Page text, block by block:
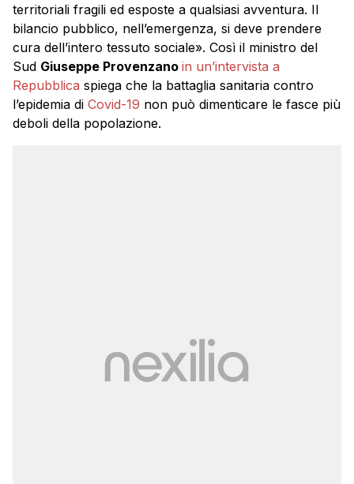
territoriali fragili ed esposte a qualsiasi avventura. Il
bilancio pubblico, nell’emergenza, si deve prendere
cura dell’intero tessuto sociale». Così il ministro del
Sud Giuseppe Provenzano in un’intervista a
Repubblica spiega che la battaglia sanitaria contro
l’epidemia di Covid-19 non può dimenticare le fasce più
deboli della popolazione.